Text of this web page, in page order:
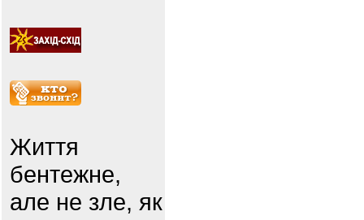
Життя
бентежне,
але не зле, як